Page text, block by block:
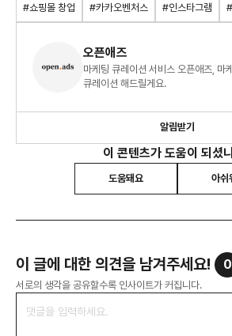
#쇼핑몰 창업 #카카오벤처스 #인스타그램
오픈애즈
마케팅 큐레이션 서비스 오픈애즈, 마
큐레이션 해드릴게요.
알림받기
이 콘텐츠가 도움이 되셨
도움돼요 아쉬
이 글에 대한 의견을 남겨주세요! 0
서로의 생각을 공유할수록 인사이트가 커집니다.